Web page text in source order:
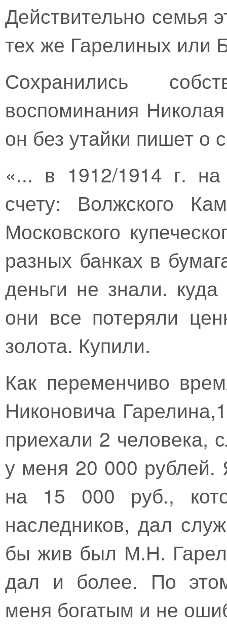
Действительно семья
тех же Гарелиных или
Сохранились
воспоминания
он без утайки пишет о
«... в 1912/1914 г.
счету: Волжского
Московского
разных банках в
деньги не знали.
они все потеряли
золота. Купили.
Как переменчиво
Никоновича
приехали 2 человека,
у меня 20 000 рублей.
на 15 000 руб.,
наследников, дал
бы жив был М.Н.
дал и более. По
меня богатым и не